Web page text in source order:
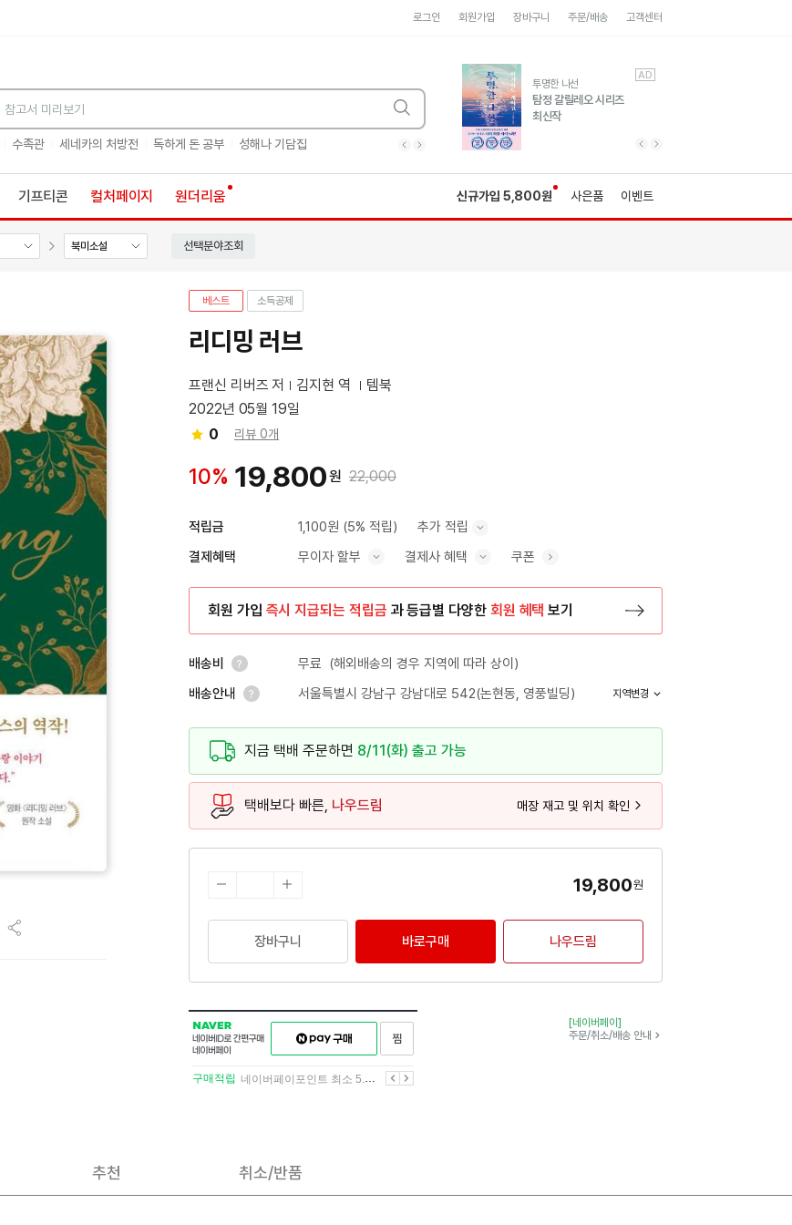
로그인 회원가입 장바구니 주문/배송 고객센터
수족관 세네카의 처방전 독하게 돈 공부 성해나 기담집 히가시노게이고 추모 수족관 독하게 돈 공부
유럽 도시 기행3
풍성한 서사와 인문학적
통찰!
AD
투명한 나선
탐정 갈릴레오 시리즈
최신작
AD
기프티콘 컬처페이지 원더리움 신규가입 5,800원 사은품 이벤트
북미소설 선택분야조회
베스트 소득공제
리디밍 러브
프랜신 리버즈 저 김지현 역
템북
2022년 05월 19일
0
리뷰 0개
10% 19,800원 22,000
적립금 1,100원 (5% 적립) 추가 적립
결제혜택 무이자 할부 결제사 혜택 쿠폰
회원 가입 즉시 지급되는 적립금 과 등급별 다양한 회원 혜택 보기
배송비 무료 (해외배송의 경우 지역에 따라 상이)
배송안내
서울특별시 강남구 강남대로 542(논현동, 영풍빌딩) 지역변경
지금 택배 주문하면 8/11(화) 출고 가능
택배보다 빠른, 나우드림 매장 재고 및 위치 확인
19,800원
장바구니 바로구매 나우드림
NAVER
네이버
ID로
간편구매
네이버페이
구매하기
이전
구매적립 네이버페이포인트 최소 5.5% 적립 다음
[네이버페이]
주문/취소/배송 안내
추천 취소/반품